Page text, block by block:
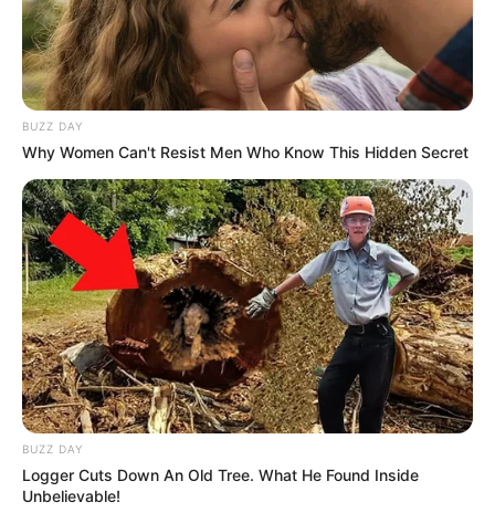
BUZZ DAY
Why Women Can't Resist Men Who Know This Hidden Secret
BUZZ DAY
Logger Cuts Down An Old Tree. What He Found Inside
Unbelievable!